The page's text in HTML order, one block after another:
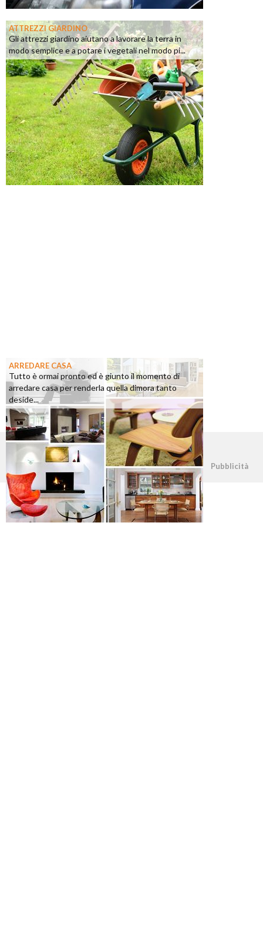
ATTREZZI GIARDINO
Gli attrezzi giardino aiutano a lavorare la terra in
modo semplice e a potare i vegetali nel modo pi...
ARREDARE CASA
Tutto è ormai pronto ed è giunto il momento di
arredare casa per renderla quella dimora tanto
deside...
©2026 - casapratica.org - p.iva 03338800984 Pubblicità